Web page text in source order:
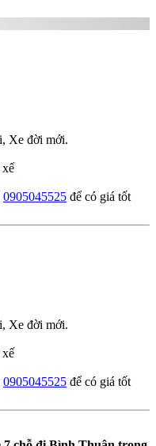
Xe đời mới.
0905045525 để có giá tốt
Xe đời mới.
0905045525 để có giá tốt